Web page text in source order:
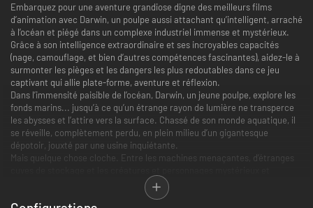
Embarquez pour une aventure grandiose digne des meilleurs films
d’animation avec Darwin, un poulpe aussi attachant qu’intelligent, arraché
à l’océan et piégé dans un complexe industriel immense et mystérieux.
Grâce à son intelligence extraordinaire et ses incroyables capacités
(nage, camouflage, et bien d’autres compétences fascinantes), aidez-le à
surmonter les pièges et les dangers les plus redoutables dans ce jeu
captivant qui allie plate-forme, aventure et réflexion.
Dans l’immensité paisible de l’océan, Darwin, un jeune poulpe, explore les
fonds marins... jusqu’à ce qu’un étrange rayon de lumière ne transperce
les abysses et l’attire vers la surface. Chassé de son monde aquatique, il
se réveille, complètement perdu, en plein milieu d’un gigantesque
dépotoir, jouxté par une usine inquiétante.
Mais quelque chose cloche. Entre les machines menaçantes, d’étranges
dangereux qui peuplent ce lieu, Darwin comprend qu’il est en danger.
Pour regagner l’océan, Darwin va devoir se montrer plus malin, évoluer et